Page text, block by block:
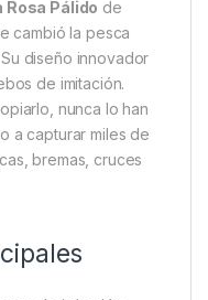
Up
Pálido